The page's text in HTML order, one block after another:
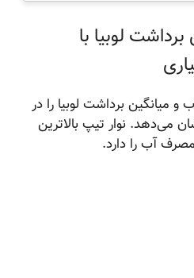
لوبیا با
میانگین برداشت لوبیا را در
می‌دهد. نوار تیپ بالاترین
آب را دارد.